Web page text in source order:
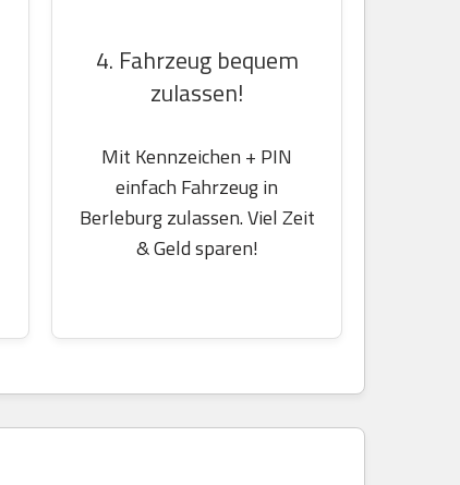
4. Fahrzeug bequem
zulassen!
Mit Kennzeichen + PIN
einfach Fahrzeug in
Berleburg zulassen. Viel Zeit
& Geld sparen!